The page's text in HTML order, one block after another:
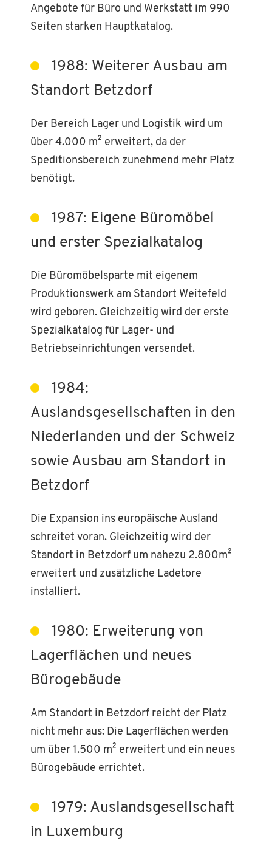
Angebote für Büro und Werkstatt im 990
Seiten starken Hauptkatalog.
1988: Weiterer Ausbau am
Standort Betzdorf
Der Bereich Lager und Logistik wird um
über 4.000 m² erweitert, da der
Speditionsbereich zunehmend mehr Platz
benötigt.
1987: Eigene Büromöbel
und erster Spezialkatalog
Die Büromöbelsparte mit eigenem
Produktionswerk am Standort Weitefeld
wird geboren. Gleichzeitig wird der erste
Spezialkatalog für Lager- und
Betriebseinrichtungen versendet.
1984:
Auslandsgesellschaften in den
Niederlanden und der Schweiz
sowie Ausbau am Standort in
Betzdorf
Die Expansion ins europäische Ausland
schreitet voran. Gleichzeitig wird der
Standort in Betzdorf um nahezu 2.800m²
erweitert und zusätzliche Ladetore
installiert.
1980: Erweiterung von
Lagerflächen und neues
Bürogebäude
Am Standort in Betzdorf reicht der Platz
nicht mehr aus: Die Lagerflächen werden
um über 1.500 m² erweitert und ein neues
Bürogebäude errichtet.
1979: Auslandsgesellschaft
in Luxemburg